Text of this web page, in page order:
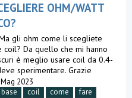
OHM/WATT
gli ohm come li scegliete
Da quello che mi hanno
è meglio usare coil da 0.4-
sperimentare. Grazie
2023
base coil come
fare